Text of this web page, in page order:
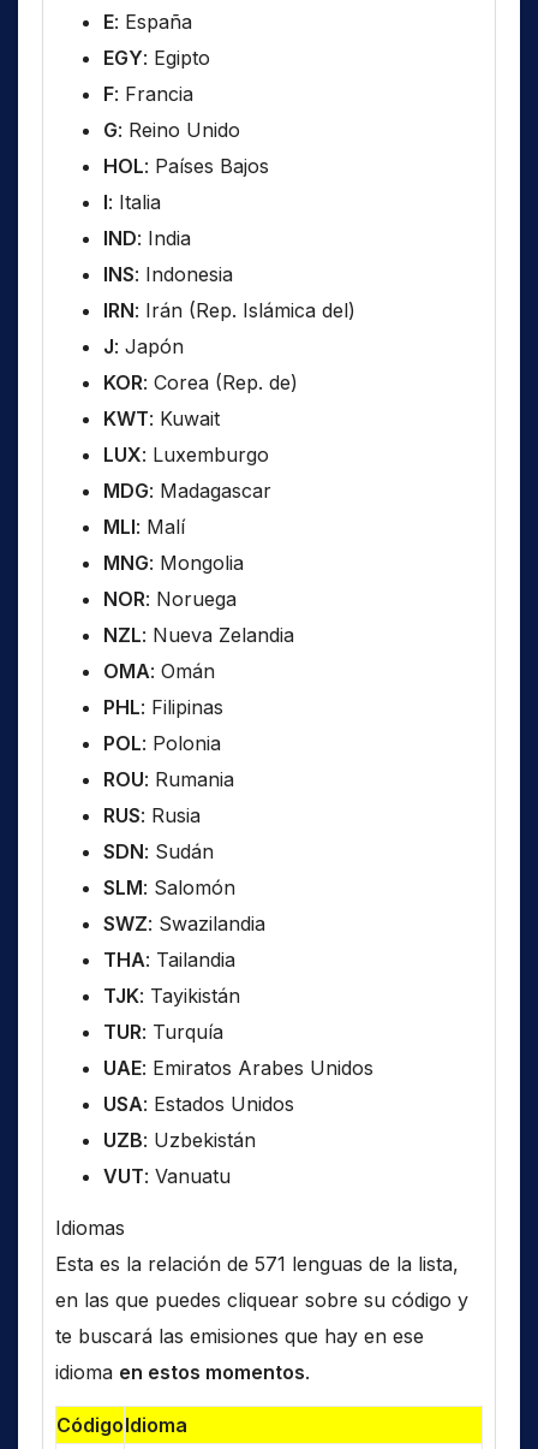
E: España
EGY: Egipto
F: Francia
G: Reino Unido
HOL: Países Bajos
I: Italia
IND: India
INS: Indonesia
IRN: Irán (Rep. Islámica del)
J: Japón
KOR: Corea (Rep. de)
KWT: Kuwait
LUX: Luxemburgo
MDG: Madagascar
MLI: Malí
MNG: Mongolia
NOR: Noruega
NZL: Nueva Zelandia
OMA: Omán
PHL: Filipinas
POL: Polonia
ROU: Rumania
RUS: Rusia
SDN: Sudán
SLM: Salomón
SWZ: Swazilandia
THA: Tailandia
TJK: Tayikistán
TUR: Turquía
UAE: Emiratos Arabes Unidos
USA: Estados Unidos
UZB: Uzbekistán
VUT: Vanuatu
Idiomas
Esta es la relación de 571 lenguas de la lista,
en las que puedes cliquear sobre su código y
te buscará las emisiones que hay en ese
idioma en estos momentos.
CódigoIdioma